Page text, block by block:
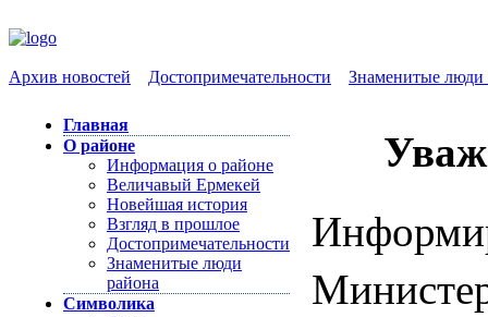
Архив новостей Достопримечательности Знаменитые люди
Главная
О районе
Информация о районе
Величавый Ермекей
Новейшая история
Взгляд в прошлое
Достопримечательности
Знаменитые люди
района
Символика